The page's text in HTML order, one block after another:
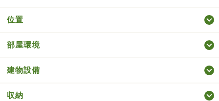
位置
部屋環境
建物設備
収納